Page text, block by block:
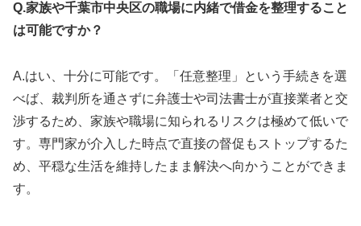
Q.家族や千葉市中央区の職場に内緒で借金を整理すること
は可能ですか？
A.はい、十分に可能です。「任意整理」という手続きを選
べば、裁判所を通さずに弁護士や司法書士が直接業者と交
渉するため、家族や職場に知られるリスクは極めて低いで
す。専門家が介入した時点で直接の督促もストップするた
め、平穏な生活を維持したまま解決へ向かうことができま
す。